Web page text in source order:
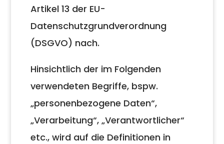
Artikel 13 der EU-
Datenschutzgrundverordnung
(DSGVO) nach.
Hinsichtlich der im Folgenden
verwendeten Begriffe, bspw.
„personenbezogene Daten“,
„Verarbeitung“, „Verantwortlicher“
etc., wird auf die Definitionen in